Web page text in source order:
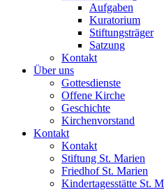
Aufgaben
Kuratorium
Stiftungsträger
Satzung
Kontakt
Über uns
Gottesdienste
Offene Kirche
Geschichte
Kirchenvorstand
Kontakt
Kontakt
Stiftung St. Marien
Friedhof St. Marien
Kindertagesstätte St.